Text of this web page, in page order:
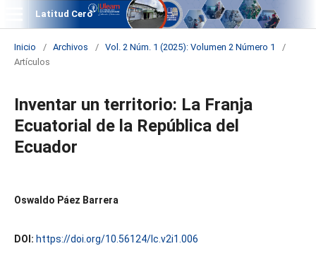
Latitud Cero
Inicio / Archivos / Vol. 2 Núm. 1 (2025): Volumen 2 Número 1
/
Artículos
Inventar un territorio: La Franja
Ecuatorial de la República del
Ecuador
Oswaldo Páez Barrera
DOI: https://doi.org/10.56124/lc.v2i1.006